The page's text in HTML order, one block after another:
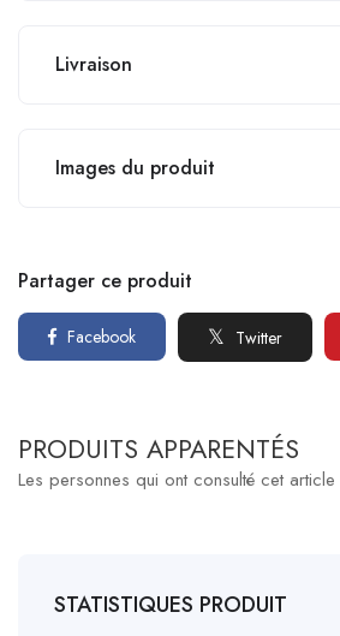
Livraison
Images du produit
Partager ce produit
Facebook Twitter
PRODUITS APPARENTÉS
Les personnes qui ont consulté cet
STATISTIQUES PRODUIT